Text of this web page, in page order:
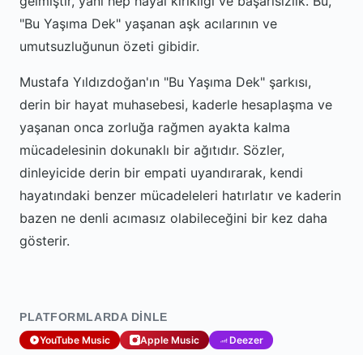
"Bu Yaşıma Dek" yaşanan aşk acılarının ve
umutsuzluğunun özeti gibidir.
Mustafa Yıldızdoğan'ın "Bu Yaşıma Dek" şarkısı,
derin bir hayat muhasebesi, kaderle hesaplaşma ve
yaşanan onca zorluğa rağmen ayakta kalma
mücadelesinin dokunaklı bir ağıtıdır. Sözler,
dinleyicide derin bir empati uyandırarak, kendi
hayatındaki benzer mücadeleleri hatırlatır ve kaderin
bazen ne denli acımasız olabileceğini bir kez daha
gösterir.
PLATFORMLARDA DINLE
YouTube Music Apple Music Deezer